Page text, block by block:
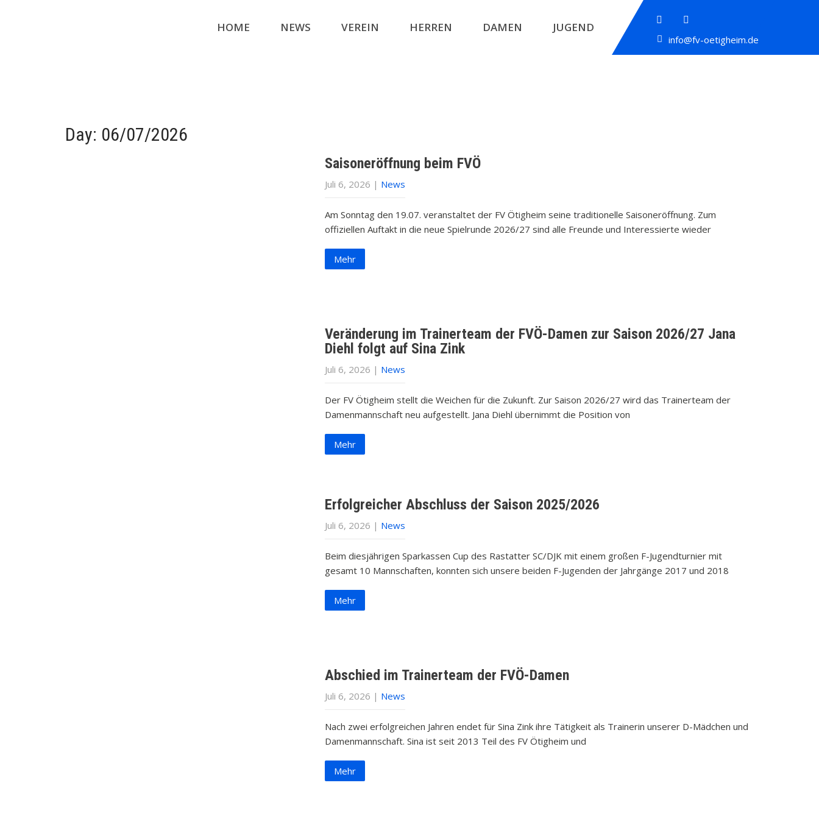
info@fv-oetigheim.de
HOME NEWS VEREIN HERREN DAMEN JUGEND
Day: 06/07/2026
Saisoneröffnung beim FVÖ
Juli 6, 2026 | News
Am Sonntag den 19.07. veranstaltet der FV Ötigheim seine traditionelle Saisoneröffnung. Zum
offiziellen Auftakt in die neue Spielrunde 2026/27 sind alle Freunde und Interessierte wieder
Mehr
Veränderung im Trainerteam der FVÖ-Damen zur Saison 2026/27 Jana
Diehl folgt auf Sina Zink
Juli 6, 2026 | News
Der FV Ötigheim stellt die Weichen für die Zukunft. Zur Saison 2026/27 wird das Trainerteam der
Damenmannschaft neu aufgestellt. Jana Diehl übernimmt die Position von
Mehr
Erfolgreicher Abschluss der Saison 2025/2026
Juli 6, 2026 | News
Beim diesjährigen Sparkassen Cup des Rastatter SC/DJK mit einem großen F-Jugendturnier mit
gesamt 10 Mannschaften, konnten sich unsere beiden F-Jugenden der Jahrgänge 2017 und 2018
Mehr
Abschied im Trainerteam der FVÖ-Damen
Juli 6, 2026 | News
Nach zwei erfolgreichen Jahren endet für Sina Zink ihre Tätigkeit als Trainerin unserer D-Mädchen und
Damenmannschaft. Sina ist seit 2013 Teil des FV Ötigheim und
Mehr